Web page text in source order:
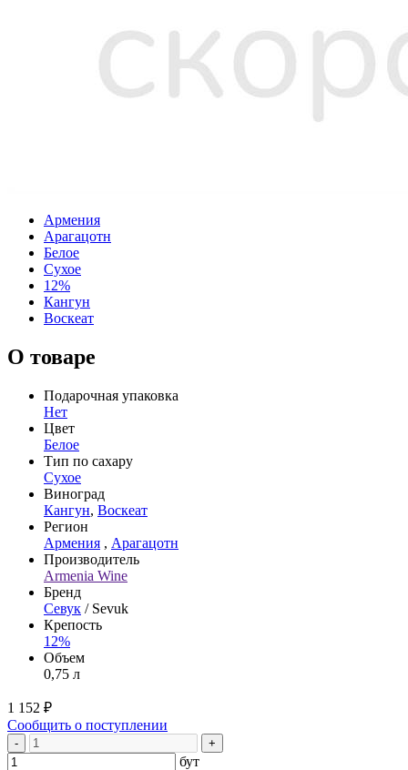
Армения
Арагацотн
Белое
Сухое
12%
Кангун
Воскеат
О товаре
Подарочная упаковка
Нет
Цвет
Белое
Тип по сахару
Сухое
Виноград
Кангун, Воскеат
Регион
Армения , Арагацотн
Производитель
Armenia Wine
Бренд
Севук / Sevuk
Крепость
12%
Объем
0,75 л
1 152 ₽
Сообщить о поступлении
- +
бут